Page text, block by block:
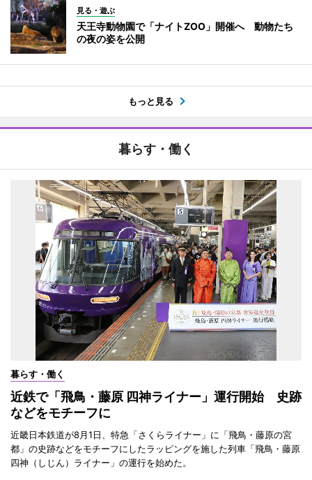
見る・遊ぶ
天王寺動物園で「ナイトZOO」開催へ 動物たち
の夜の姿を公開
もっと見る
暮らす・働く
暮らす・働く
近鉄で「飛鳥・藤原 四神ライナー」運行開始 史跡
などをモチーフに
近畿日本鉄道が8月1日、特急「さくらライナー」に「飛鳥・藤原の宮
都」の史跡などをモチーフにしたラッピングを施した列車「飛鳥・藤原
四神（しじん）ライナー」の運行を始めた。